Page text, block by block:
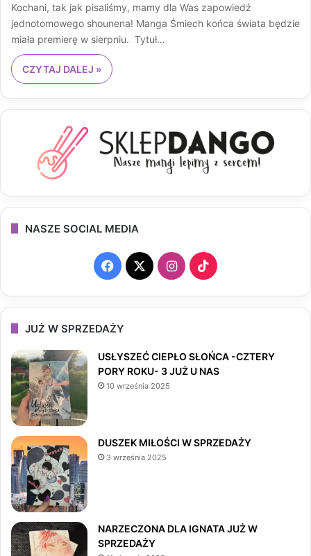
Kochani, tak jak pisaliśmy, mamy dla Was zapowiedź
jednotomowego shounena! Manga Śmiech końca świata będzie
miała premierę w sierpniu. Tytuł…
CZYTAJ DALEJ »
NASZE SOCIAL MEDIA
F
a
b
k
X
I
n
a
T
i
T
o
JUŻ W SPRZEDAŻY
USŁYSZEĆ CIEPŁO SŁOŃCA -CZTERY
PORY ROKU- 3 JUŻ U NAS
10 września 2025
DUSZEK MIŁOŚCI W SPRZEDAŻY
3 września 2025
NARZECZONA DLA IGNATA JUŻ W
SPRZEDAŻY